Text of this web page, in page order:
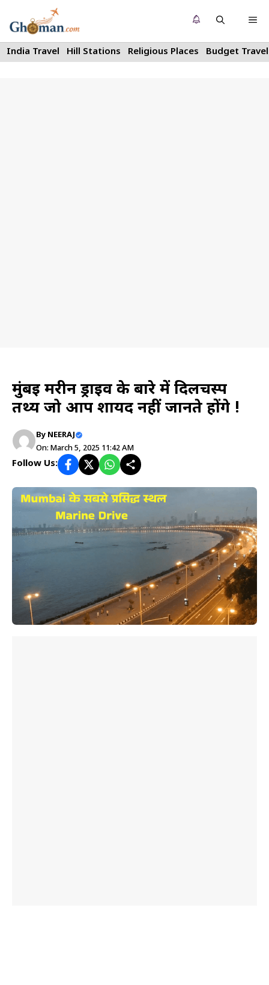
to
content
India Travel Hill Stations Religious Places Budget Travel
मुंबई मरीन ड्राइव के बारे में दिलचस्प
तथ्य जो आप शायद नहीं जानते होंगे !
By NEERAJ
On: March 5, 2025 11:42 AM
Follow Us: